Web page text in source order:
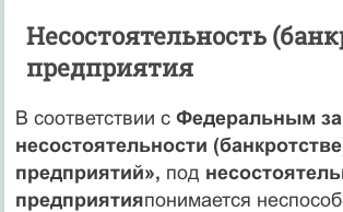
Несостоятельность
предприятия
В соответствии с Федеральным
несостоятельности
предприятий», под
предприятияпонимается